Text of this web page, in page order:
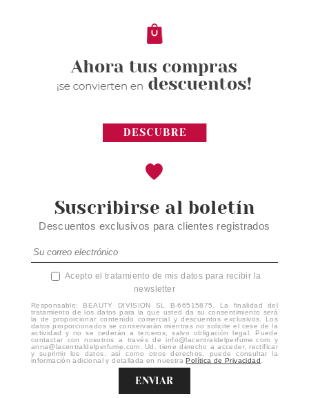
56.75€
Suscribirse al boletín
Descuentos exclusivos para clientes registrados
Acepto el tratamiento de mis datos para recibir la
newsletter
Responsable: BEAUTY DIVISION SL B-66515875. La finalidad del
tratamiento de los datos para la que usted da su consentimiento será
la de proporcionar contenido comercial y descuentos exclusivos. Los
datos proporcionados se conservarán mientras no solicite el cese de la
actividad y no se cederán a terceros, salvo obligación legal. Puede
contactar con nosotros a través de info@lacentraldelperfume.com y
anna@lacentraldelperfume.com. Ud. tiene derecho a acceder, rectificar
y suprimir los datos, así como otros derechos, puede consultar la
información adicional y detallada en nuestraPolítica de Privacidad
ENVIAR